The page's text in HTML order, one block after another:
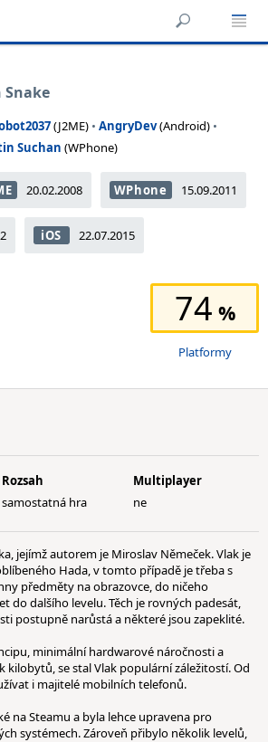
Snake
(J2ME) • AngryDev(Android) •
Suchan (WPhone)
20.02.2008 WPhone 15.09.2011
iOS 22.07.2015
74
Platformy
Rozsah
samostatná hra
Multiplayer
ne
jejímž autorem je Miroslav Němeček. Vlak je
Hada, v tomto případě je třeba s
předměty na obrazovce, do ničeho
do dalšího levelu. Těch je rovných padesát,
postupně narůstá a některé jsou zapeklité.
minimální hardwarové náročnosti a
kilobytů, se stal Vlak populární záležitostí. Od
i majitelé mobilních telefonů.
na Steamu a byla lehce upravena pro
systémech. Zároveň přibylo několik levelů,